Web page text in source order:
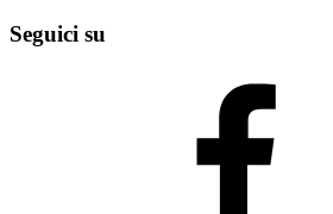
Seguici su